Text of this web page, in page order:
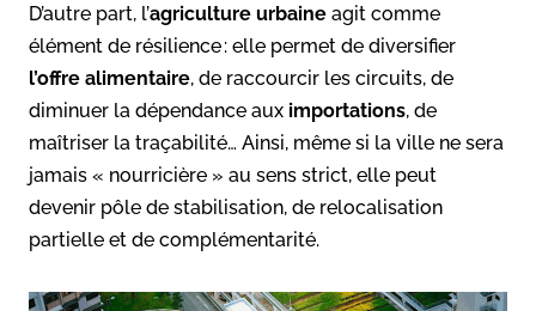
D’autre part, l’agriculture urbaine agit comme
élément de résilience : elle permet de diversifier
l’offre alimentaire, de raccourcir les circuits, de
diminuer la dépendance aux importations, de
maîtriser la traçabilité… Ainsi, même si la ville ne sera
jamais « nourricière » au sens strict, elle peut
devenir pôle de stabilisation, de relocalisation
partielle et de complémentarité.